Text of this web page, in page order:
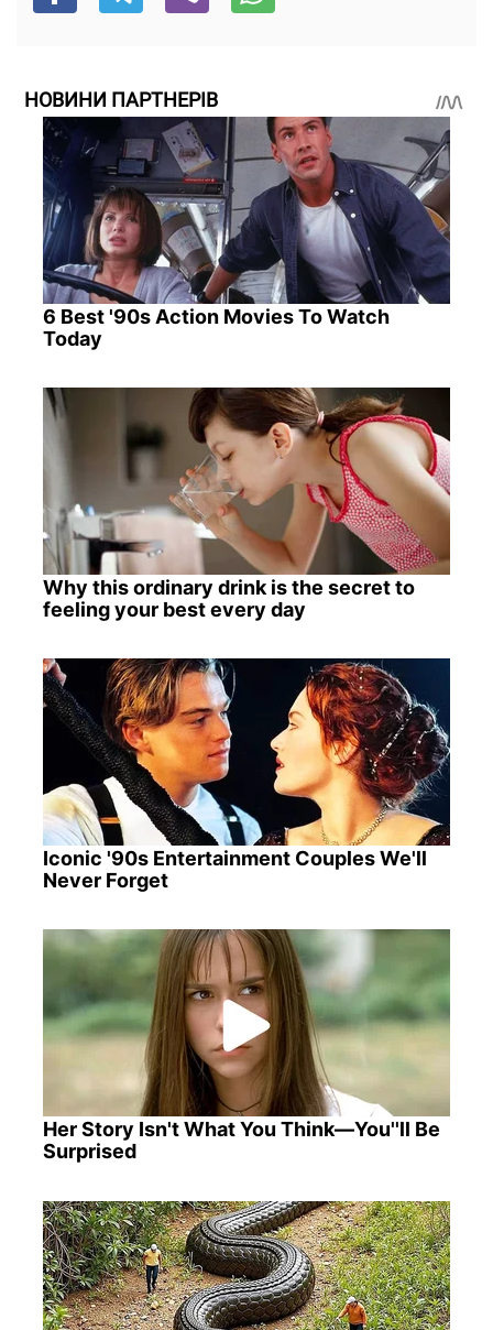
НОВИНИ ПАРТНЕРІВ
6 Best '90s Action Movies To Watch
Today
Why this ordinary drink is the secret to
feeling your best every day
Iconic '90s Entertainment Couples We'll
Never Forget
Her Story Isn't What You Think—You''ll Be
Surprised